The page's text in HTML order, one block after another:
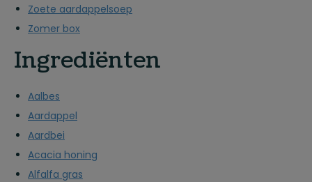
Zoete aardappelsoep
Zomer box
Ingrediënten
Aalbes
Aardappel
Aardbei
Acacia honing
Alfalfa gras